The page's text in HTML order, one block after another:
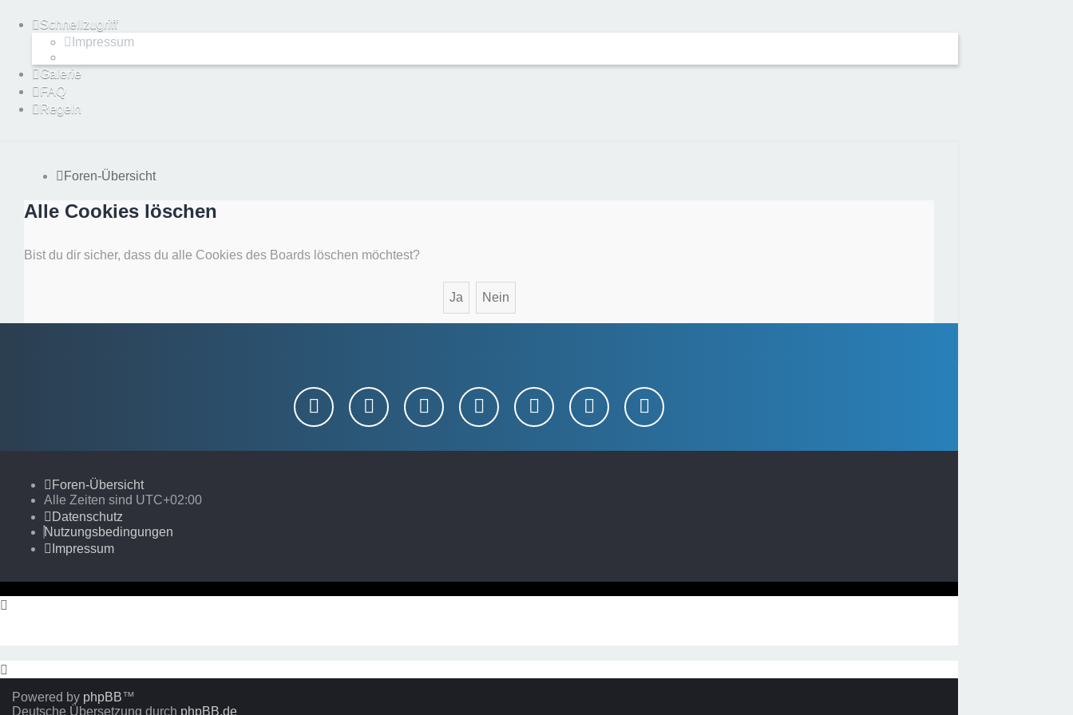
Schnellzugriff
Impressum
Galerie
FAQ
Regeln
Foren-Übersicht
Alle Cookies löschen
Bist du dir sicher, dass du alle Cookies des Boards löschen möchtest?
Foren-Übersicht
Alle Zeiten sind UTC+02:00
Datenschutz
Nutzungsbedingungen
Impressum
Powered by phpBB™
Deutsche Übersetzung durch phpBB.de